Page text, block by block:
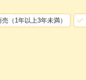
売（1年以上3年未満）